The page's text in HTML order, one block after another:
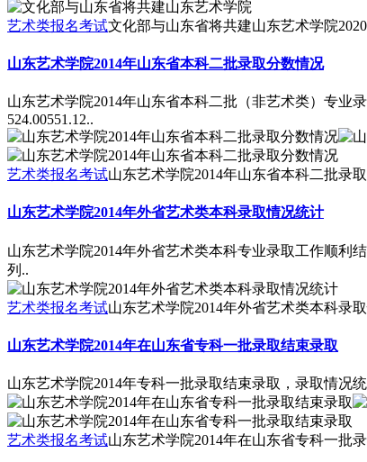
艺术类报名考试文化部与山东省将共建山东艺术学院
山东艺术学院2014年山东省本科二批录取分数情况
山东艺术学院2014年山东省本科二批（非艺术类）专业
524.00551.12..
艺术类报名考试山东艺术学院2014年山东省本科二批录
山东艺术学院2014年外省艺术类本科录取情况统计
山东艺术学院2014年外省艺术类本科专业录取工作顺利
列..
艺术类报名考试山东艺术学院2014年外省艺术类本科录
山东艺术学院2014年在山东省专科一批录取结束录取
山东艺术学院2014年专科一批录取结束录取，录取情况
艺术类报名考试山东艺术学院2014年在山东省专科一批